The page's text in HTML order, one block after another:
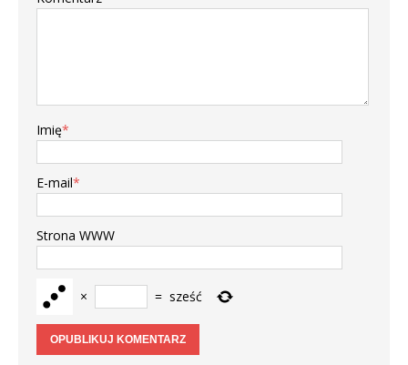
Imię*
E-mail*
Strona WWW
× = sześć